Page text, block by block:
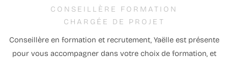
CONSEILLÈRE FORMATION
CHARGÉE DE PROJET
Conseillère en formation et recrutement, Yaëlle est présente
pour vous accompagner dans votre choix de formation, et